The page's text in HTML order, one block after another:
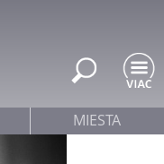
MIESTA